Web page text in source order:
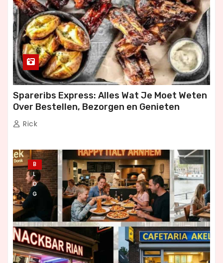
Spareribs Express: Alles Wat Je Moet Weten
Over Bestellen, Bezorgen en Genieten
Rick
B
L
O
G